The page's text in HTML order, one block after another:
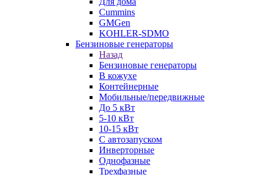
Cummins
GMGen
KOHLER-SDMO
Бензиновые генераторы
Назад
Бензиновые генераторы
В кожухе
Контейнерные
Мобильные/передвижные
До 5 кВт
5-10 кВт
10-15 кВт
С автозапуском
Инверторные
Однофазные
Трехфазные